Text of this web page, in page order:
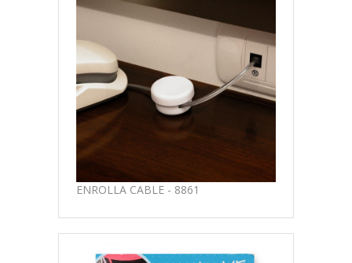
ENROLLA CABLE - 8861